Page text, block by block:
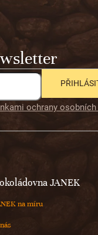
ochrany osobních
JANEK
na míru